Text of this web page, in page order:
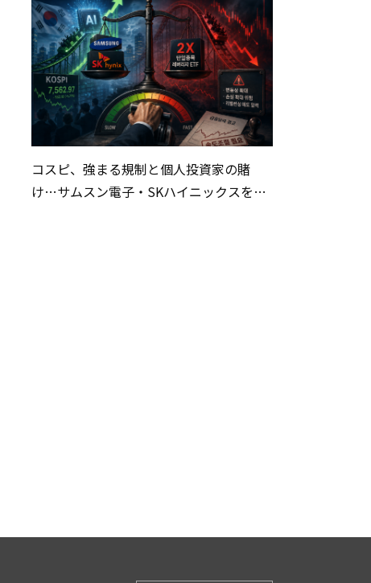
コスピ、強まる規制と個人投資家の賭
け…サムスン電子・SKハイニックスを巡